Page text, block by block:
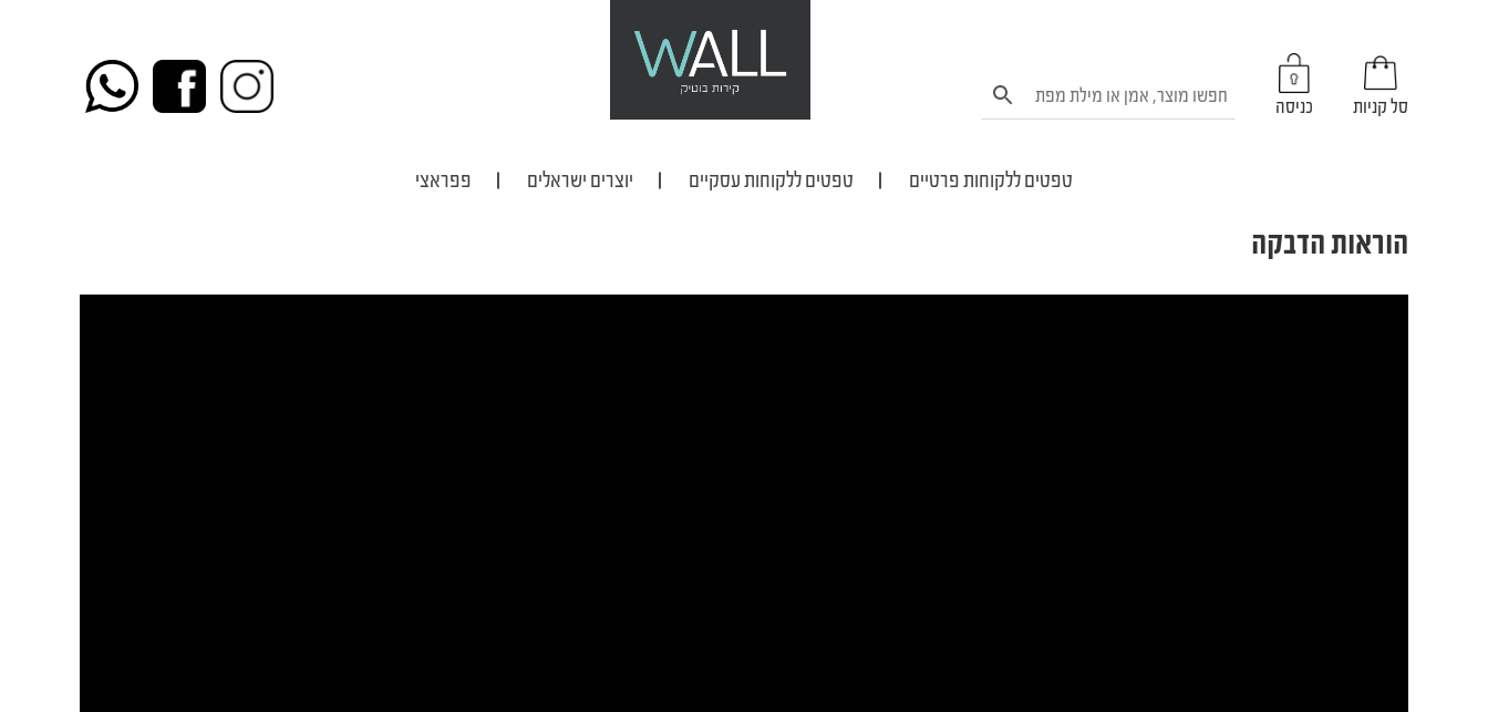
סל קניות כניסה
טפטים ללקוחות פרטיים טפטים ללקוחות עסקיים יוצרים ישראלים פפראצי
הוראות הדבקה